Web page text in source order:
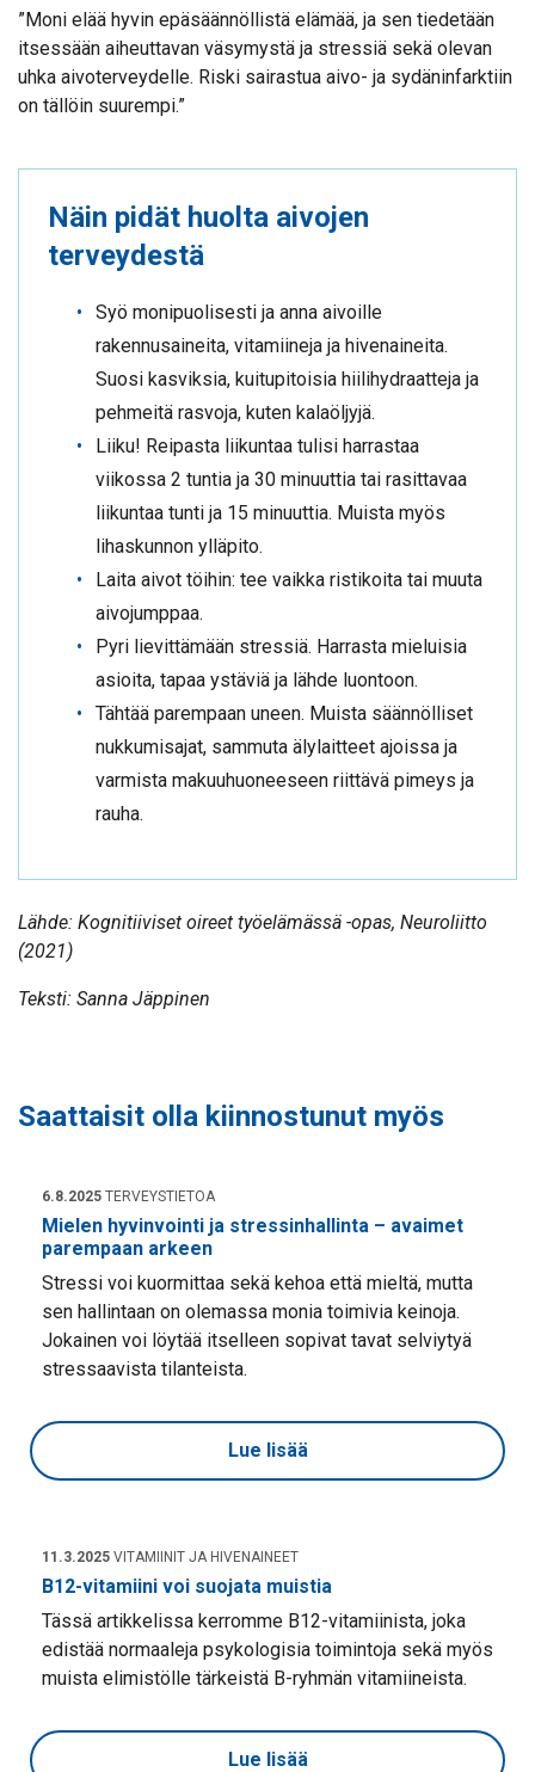
”Moni elää hyvin epäsäännöllistä elämää, ja sen tiedetään
itsessään aiheuttavan väsymystä ja stressiä sekä olevan
uhka aivoterveydelle. Riski sairastua aivo- ja sydäninfarktiin
on tällöin suurempi.”
Näin pidät huolta aivojen
terveydestä
Syö monipuolisesti ja anna aivoille
rakennusaineita, vitamiineja ja hivenaineita.
Suosi kasviksia, kuitupitoisia hiilihydraatteja ja
pehmeitä rasvoja, kuten kalaöljyjä.
Liiku! Reipasta liikuntaa tulisi harrastaa
viikossa 2 tuntia ja 30 minuuttia tai rasittavaa
liikuntaa tunti ja 15 minuuttia. Muista myös
lihaskunnon ylläpito.
Laita aivot töihin: tee vaikka ristikoita tai muuta
aivojumppaa.
Pyri lievittämään stressiä. Harrasta mieluisia
asioita, tapaa ystäviä ja lähde luontoon.
Tähtää parempaan uneen. Muista säännölliset
nukkumisajat, sammuta älylaitteet ajoissa ja
varmista makuuhuoneeseen riittävä pimeys ja
rauha.
Lähde: Kognitiiviset oireet työelämässä -opas, Neuroliitto
(2021)
Teksti: Sanna Jäppinen
Saattaisit olla kiinnostunut myös
6.8.2025 TERVEYSTIETOA
Mielen hyvinvointi ja stressinhallinta – avaimet
parempaan arkeen
Stressi voi kuormittaa sekä kehoa että mieltä, mutta
sen hallintaan on olemassa monia toimivia keinoja.
Jokainen voi löytää itselleen sopivat tavat selviytyä
stressaavista tilanteista.
Lue lisää
11.3.2025 VITAMIINIT JA HIVENAINEET
B12-vitamiini voi suojata muistia
Tässä artikkelissa kerromme B12-vitamiinista, joka
edistää normaaleja psykologisia toimintoja sekä myös
muista elimistölle tärkeistä B-ryhmän vitamiineista.
Lue lisää